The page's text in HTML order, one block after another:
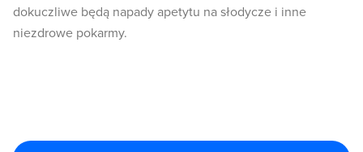
dokuczliwe będą napady apetytu na słodycze i inne
niezdrowe pokarmy.